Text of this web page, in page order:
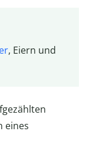
, Eiern und
eines